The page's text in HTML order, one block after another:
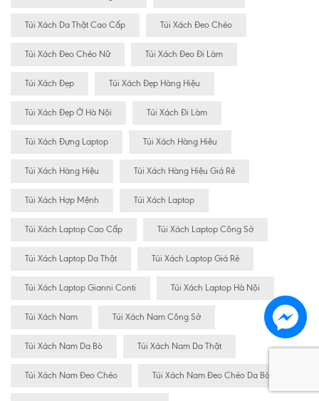
Túi Xách Da Thật Cao Cấp Túi Xách Đeo Chéo
Túi Xách Đeo Chéo Nữ Túi Xách Đeo Đi Làm
Túi Xách Đẹp Túi Xách Đẹp Hàng Hiệu
Túi Xách Đẹp Ở Hà Nội Túi Xách Đi Làm
Túi Xách Đựng Laptop Túi Xách Hàng Hiêu
Túi Xách Hàng Hiệu Túi Xách Hàng Hiệu Giá Rẻ
Túi Xách Hợp Mệnh Túi Xách Laptop
Túi Xách Laptop Cao Cấp Túi Xách Laptop Công Sở
Túi Xách Laptop Da Thật Túi Xách Laptop Giá Rẻ
Túi Xách Laptop Gianni Conti Túi Xách Laptop Hà Nội
Túi Xách Nam Túi Xách Nam Công Sở
Túi Xách Nam Da Bò Túi Xách Nam Da Thật
Túi Xách Nam Đeo Chéo Túi Xách Nam Đeo Chéo Da Bò